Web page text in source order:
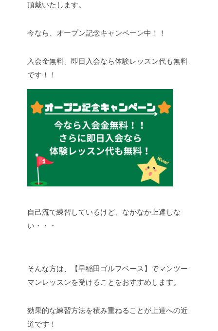
頂戴いたします。
今なら、オープン記念キャンペーン中！！
入会金無料、即日入会なら体験レッスン代も無料
です！！
自己流で練習しているけど、なかなか上達しな
い・・・
そんな方は、【早稲田ゴルフベース】でマンツー
マンレッスンを受けることをおすすめします。
効果的な練習方法を積み重ねることが上達への近
道です！